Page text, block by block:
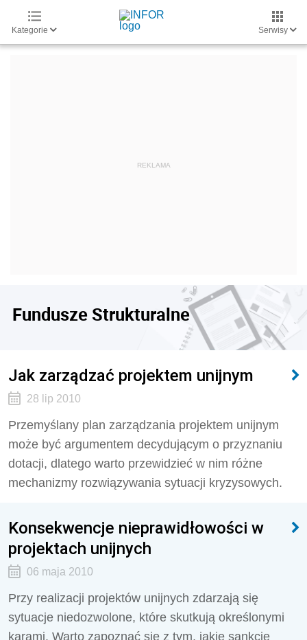
Kategorie Serwisy
Fundusze Strukturalne
Jak zarządzać projektem unijnym
28 lip 2010
Przemyślany plan zarządzania projektem unijnym
może być argumentem decydującym o przyznaniu
dotacji, dlatego warto przewidzieć w nim różne
mechanizmy rozwiązywania sytuacji kryzysowych.
Konsekwencje nieprawidłowości w
projektach unijnych
06 maja 2010
Przy realizacji projektów unijnych zdarzają się
sytuacje niedozwolone, które skutkują określonymi
karami. Warto zapoznać się z tym, jakie sankcje